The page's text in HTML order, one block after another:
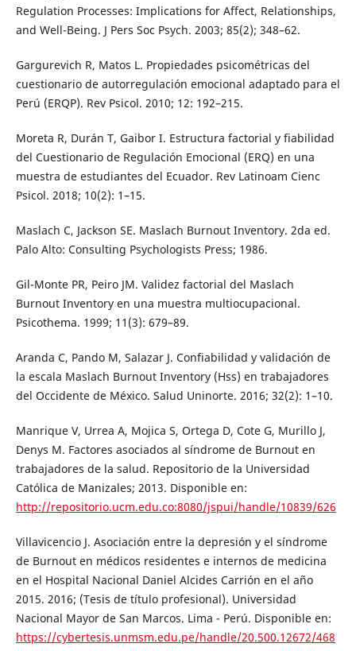
Regulation Processes: Implications for Affect, Relationships,
and Well-Being. J Pers Soc Psych. 2003; 85(2); 348–62.
Gargurevich R, Matos L. Propiedades psicométricas del
cuestionario de autorregulación emocional adaptado para el
Perú (ERQP). Rev Psicol. 2010; 12: 192–215.
Moreta R, Durán T, Gaibor I. Estructura factorial y fiabilidad
del Cuestionario de Regulación Emocional (ERQ) en una
muestra de estudiantes del Ecuador. Rev Latinoam Cienc
Psicol. 2018; 10(2): 1–15.
Maslach C, Jackson SE. Maslach Burnout Inventory. 2da ed.
Palo Alto: Consulting Psychologists Press; 1986.
Gil-Monte PR, Peiro JM. Validez factorial del Maslach
Burnout Inventory en una muestra multiocupacional.
Psicothema. 1999; 11(3): 679–89.
Aranda C, Pando M, Salazar J. Confiabilidad y validación de
la escala Maslach Burnout Inventory (Hss) en trabajadores
del Occidente de México. Salud Uninorte. 2016; 32(2): 1–10.
Manrique V, Urrea A, Mojica S, Ortega D, Cote G, Murillo J,
Denys M. Factores asociados al síndrome de Burnout en
trabajadores de la salud. Repositorio de la Universidad
Católica de Manizales; 2013. Disponible en:
http://repositorio.ucm.edu.co:8080/jspui/handle/10839/626
Villavicencio J. Asociación entre la depresión y el síndrome
de Burnout en médicos residentes e internos de medicina
en el Hospital Nacional Daniel Alcides Carrión en el año
2015. 2016; (Tesis de título profesional). Universidad
Nacional Mayor de San Marcos. Lima - Perú. Disponible en:
https://cybertesis.unmsm.edu.pe/handle/20.500.12672/468